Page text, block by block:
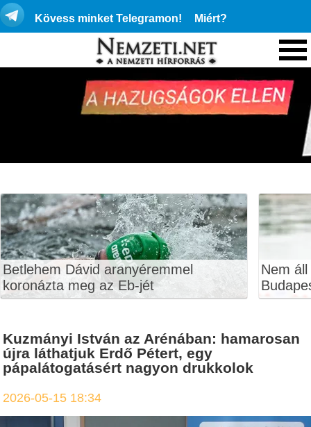
Kövess minket Telegramon! Miért?
Betlehem Dávid aranyéremmel
koronázta meg az Eb-jét
Nem
Kuzmányi István az Arénában: hamarosan
újra láthatjuk Erdő Pétert, egy
pápalátogatásért nagyon drukkolok
2026-05-15 18:34